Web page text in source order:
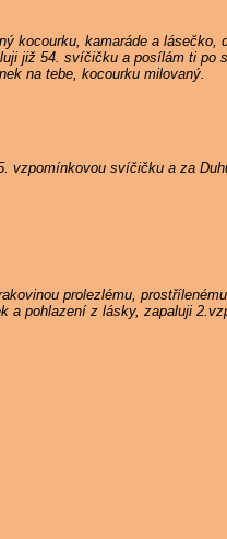
kocourku, kamaráde a
již 54. svíčičku a posílám ti
na tebe, kocourku milovaný.
vzpomínkovou svíčičku a za
prolezlému,
a pohlazení z lásky, zapaluji